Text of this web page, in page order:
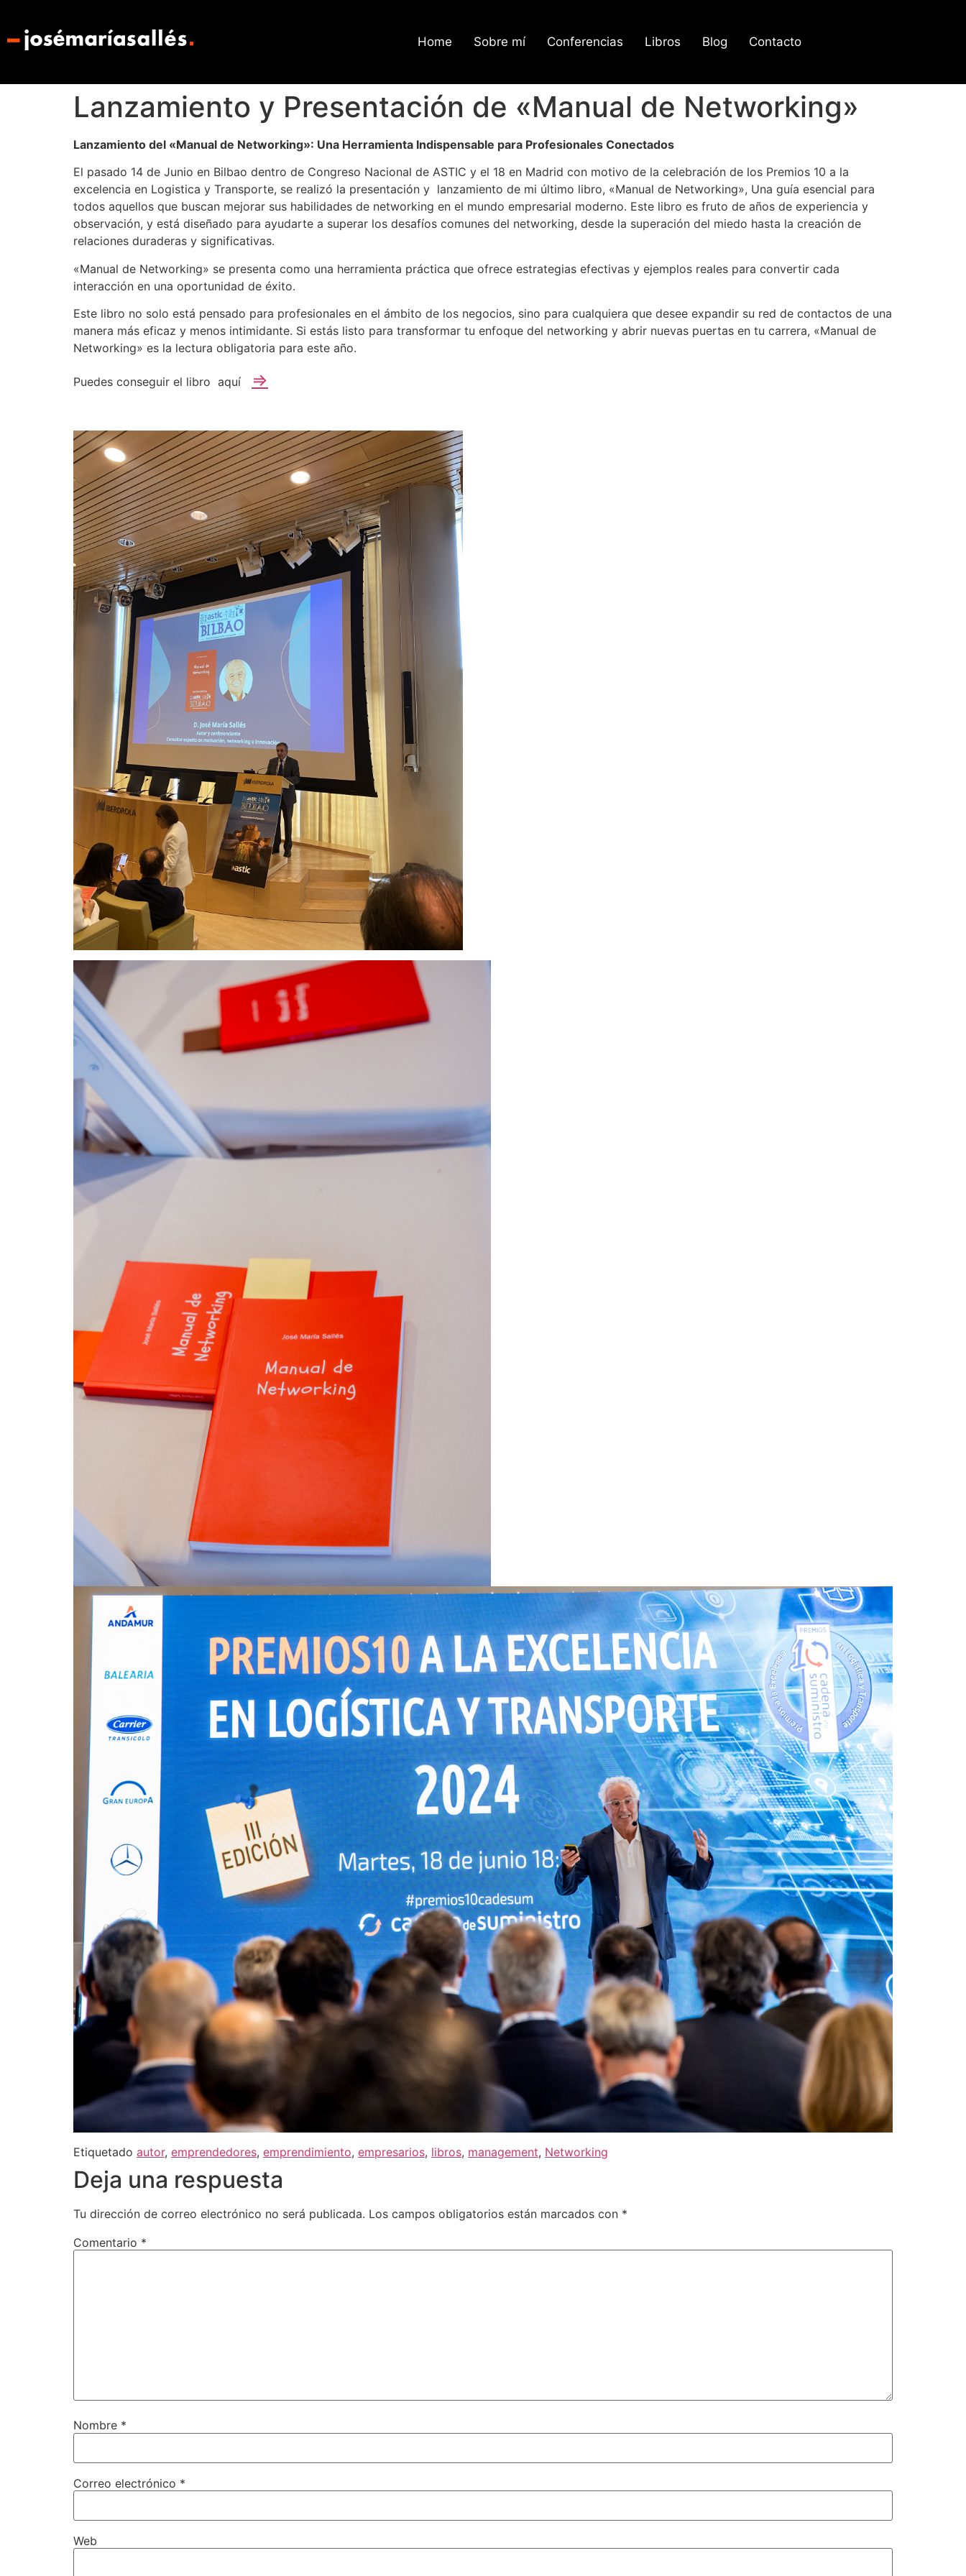
Home Sobre mí Conferencias Libros Blog Contacto
Lanzamiento y Presentación de «Manual de Networking»
Lanzamiento del «Manual de Networking»: Una Herramienta Indispensable para Profesionales Conectados
El pasado 14 de Junio en Bilbao dentro de Congreso Nacional de ASTIC y el 18 en Madrid con motivo de la celebración de los Premios 10 a la
excelencia en Logistica y Transporte, se realizó la presentación y lanzamiento de mi último libro, «Manual de Networking», Una guía esencial para
todos aquellos que buscan mejorar sus habilidades de networking en el mundo empresarial moderno. Este libro es fruto de años de experiencia y
observación, y está diseñado para ayudarte a superar los desafíos comunes del networking, desde la superación del miedo hasta la creación de
relaciones duraderas y significativas.
«Manual de Networking» se presenta como una herramienta práctica que ofrece estrategias efectivas y ejemplos reales para convertir cada
interacción en una oportunidad de éxito.
Este libro no solo está pensado para profesionales en el ámbito de los negocios, sino para cualquiera que desee expandir su red de contactos de una
manera más eficaz y menos intimidante. Si estás listo para transformar tu enfoque del networking y abrir nuevas puertas en tu carrera, «Manual de
Networking» es la lectura obligatoria para este año.
Puedes conseguir el libro aquí ⇒
Etiquetado autor, emprendedores, emprendimiento, empresarios, libros, management, Networking
Deja una respuesta
Tu dirección de correo electrónico no será publicada. Los campos obligatorios están marcados con *
Comentario *
Nombre *
Correo electrónico *
Web